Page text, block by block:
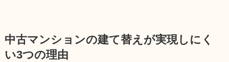
中古マンションの建て替えが実現しにく
い3つの理由